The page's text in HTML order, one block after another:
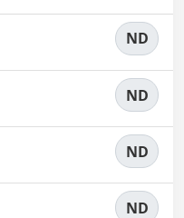
ND
ND
ND
ND